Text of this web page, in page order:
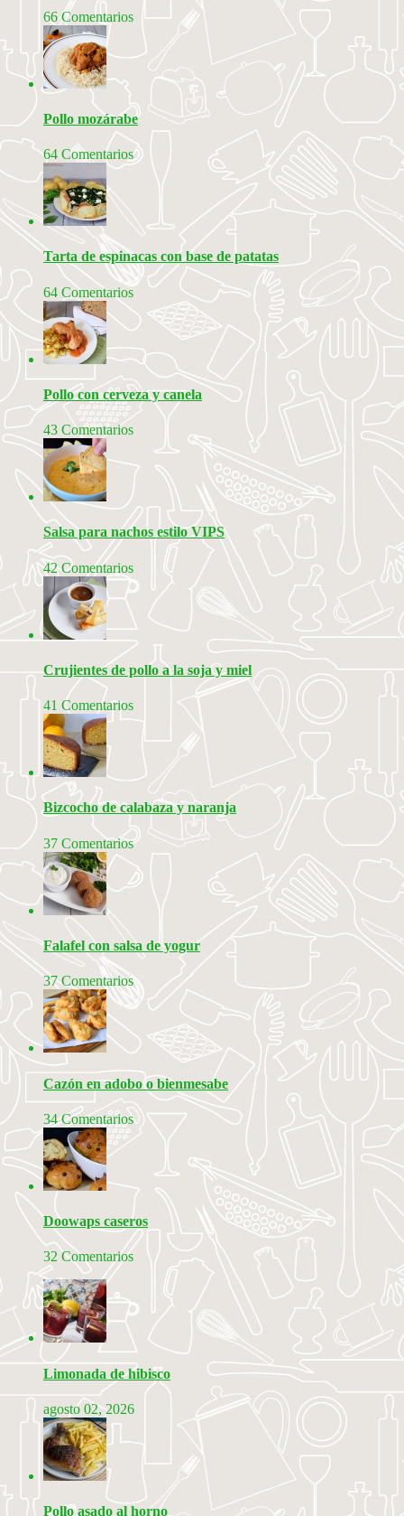
66 Comentarios
Pollo mozárabe
64 Comentarios
Tarta de espinacas con base de patatas
64 Comentarios
Pollo con cerveza y canela
43 Comentarios
Salsa para nachos estilo VIPS
42 Comentarios
Crujientes de pollo a la soja y miel
41 Comentarios
Bizcocho de calabaza y naranja
37 Comentarios
Falafel con salsa de yogur
37 Comentarios
Cazón en adobo o bienmesabe
34 Comentarios
Doowaps caseros
32 Comentarios
Limonada de hibisco
agosto 02, 2026
Pollo asado al horno